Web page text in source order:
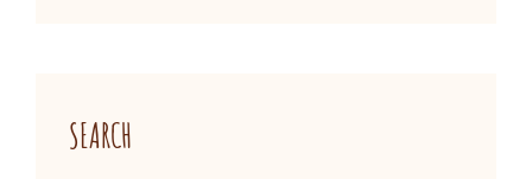
SEARCH